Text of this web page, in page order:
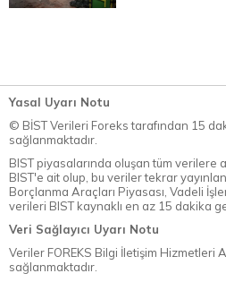
Yasal Uyarı Notu
© BİST Verileri Foreks tarafından 15
sağlanmaktadır.
BIST piyasalarında oluşan tüm verilere
BIST'e ait olup, bu veriler tekrar
Borçlanma Araçları Piyasası, Vadeli
verileri BIST kaynaklı en az 15 dakika
Veri Sağlayıcı Uyarı Notu
Veriler FOREKS Bilgi İletişim Hizmetleri
sağlanmaktadır.